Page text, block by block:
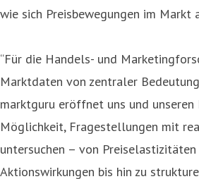
wie sich Preisbewegungen im Markt
“Für die Handels- und
Marktdaten von zentraler
marktguru eröffnet uns und
Möglichkeit, Fragestellungen mit
untersuchen – von Preiselastizitäten
Aktionswirkungen bis hin zu